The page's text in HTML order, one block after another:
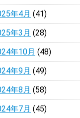
年4月 (41)
年3月 (28)
年10月 (48)
年9月 (49)
年8月 (58)
年7月 (45)